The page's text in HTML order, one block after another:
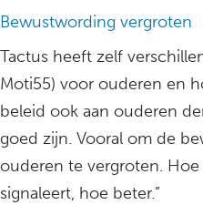
Bewustwording vergroten
Tactus heeft zelf
Moti55) voor ouderen en
beleid ook aan ouderen
goed zijn. Vooral om de
ouderen te vergroten.
signaleert, hoe beter.”